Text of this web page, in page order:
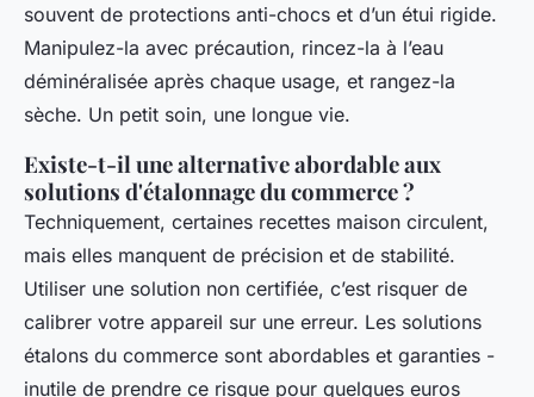
souvent de protections anti-chocs et d’un étui rigide.
Manipulez-la avec précaution, rincez-la à l’eau
déminéralisée après chaque usage, et rangez-la
sèche. Un petit soin, une longue vie.
Existe-t-il une alternative abordable aux
solutions d'étalonnage du commerce ?
Techniquement, certaines recettes maison circulent,
mais elles manquent de précision et de stabilité.
Utiliser une solution non certifiée, c’est risquer de
calibrer votre appareil sur une erreur. Les solutions
étalons du commerce sont abordables et garanties -
inutile de prendre ce risque pour quelques euros